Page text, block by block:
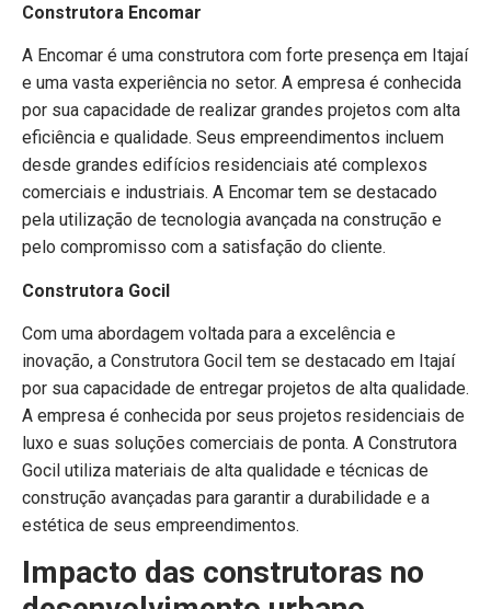
Construtora Encomar
A Encomar é uma construtora com forte presença em Itajaí
e uma vasta experiência no setor. A empresa é conhecida
por sua capacidade de realizar grandes projetos com alta
eficiência e qualidade. Seus empreendimentos incluem
desde grandes edifícios residenciais até complexos
comerciais e industriais. A Encomar tem se destacado
pela utilização de tecnologia avançada na construção e
pelo compromisso com a satisfação do cliente.
Construtora Gocil
Com uma abordagem voltada para a excelência e
inovação, a Construtora Gocil tem se destacado em Itajaí
por sua capacidade de entregar projetos de alta qualidade.
A empresa é conhecida por seus projetos residenciais de
luxo e suas soluções comerciais de ponta. A Construtora
Gocil utiliza materiais de alta qualidade e técnicas de
construção avançadas para garantir a durabilidade e a
estética de seus empreendimentos.
Impacto das construtoras no